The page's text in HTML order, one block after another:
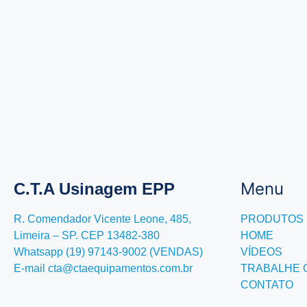
C.T.A Usinagem EPP
R. Comendador Vicente Leone, 485,
Limeira – SP. CEP 13482-380
Whatsapp (19) 97143-9002 (VENDAS)
E-mail cta@ctaequipamentos.com.br
Menu
PRODUTOS
HOME
VÍDEOS
TRABALHE
CONTATO